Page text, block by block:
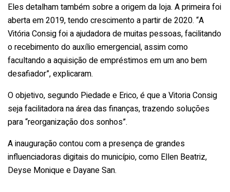
Eles detalham também sobre a origem da loja. A primeira foi
aberta em 2019, tendo crescimento a partir de 2020. “A
Vitória Consig foi a ajudadora de muitas pessoas, facilitando
o recebimento do auxílio emergencial, assim como
facultando a aquisição de empréstimos em um ano bem
desafiador”, explicaram.
O objetivo, segundo Piedade e Erico, é que a Vitoria Consig
seja facilitadora na área das finanças, trazendo soluções
para “reorganização dos sonhos”.
A inauguração contou com a presença de grandes
influenciadoras digitais do município, como Ellen Beatriz,
Deyse Monique e Dayane San.